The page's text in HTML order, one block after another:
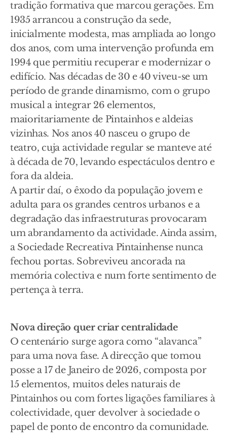
tradição formativa que marcou gerações. Em
1935 arrancou a construção da sede,
inicialmente modesta, mas ampliada ao longo
dos anos, com uma intervenção profunda em
1994 que permitiu recuperar e modernizar o
edifício. Nas décadas de 30 e 40 viveu-se um
período de grande dinamismo, com o grupo
musical a integrar 26 elementos,
maioritariamente de Pintainhos e aldeias
vizinhas. Nos anos 40 nasceu o grupo de
teatro, cuja actividade regular se manteve até
à década de 70, levando espectáculos dentro e
fora da aldeia.
A partir daí, o êxodo da população jovem e
adulta para os grandes centros urbanos e a
degradação das infraestruturas provocaram
um abrandamento da actividade. Ainda assim,
a Sociedade Recreativa Pintainhense nunca
fechou portas. Sobreviveu ancorada na
memória colectiva e num forte sentimento de
pertença à terra.
Nova direção quer criar centralidade
O centenário surge agora como “alavanca”
para uma nova fase. A direcção que tomou
posse a 17 de Janeiro de 2026, composta por
15 elementos, muitos deles naturais de
Pintainhos ou com fortes ligações familiares à
colectividade, quer devolver à sociedade o
papel de ponto de encontro da comunidade.